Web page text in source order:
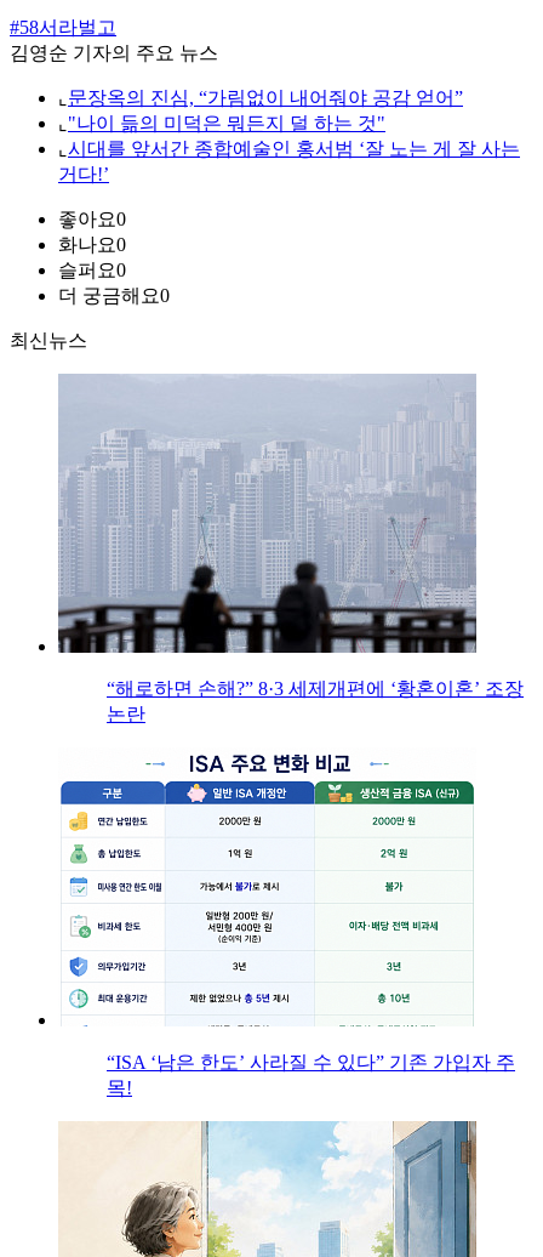
#58서라벌고
김영순 기자의 주요 뉴스
⌞ 문장옥의 진심, “가림없이 내어줘야 공감 얻어”
⌞ "나이 듦의 미덕은 뭐든지 덜 하는 것"
⌞ 시대를 앞서간 종합예술인 홍서범 ‘잘 노는 게 잘 사는
거다!’
좋아요0
화나요0
슬퍼요0
더 궁금해요0
최신뉴스
“해로하면 손해?” 8·3 세제개편에 ‘황혼이혼’ 조장
논란
“ISA ‘남은 한도’ 사라질 수 있다” 기존 가입자 주
목!